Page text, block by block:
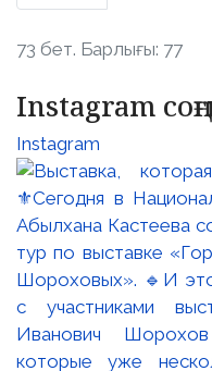
73 бет. Барлығы: 77
Instagram
Instagram